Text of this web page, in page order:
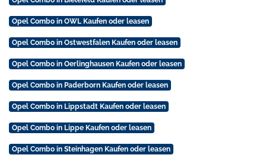
Opel Combo in OWL Kaufen oder leasen
Opel Combo in Ostwestfalen Kaufen oder leasen
Opel Combo in Oerlinghausen Kaufen oder leasen
Opel Combo in Paderborn Kaufen oder leasen
Opel Combo in Lippstadt Kaufen oder leasen
Opel Combo in Lippe Kaufen oder leasen
Opel Combo in Steinhagen Kaufen oder leasen